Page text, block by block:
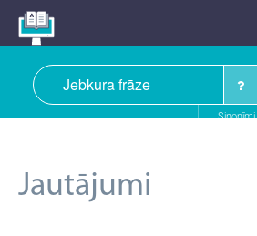
Sinonīmi
Jautājumi